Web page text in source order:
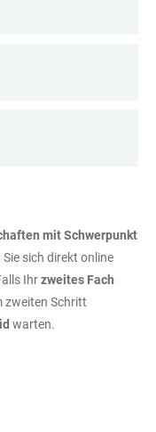
mit Schwerpunkt
Sie sich direkt online
Ihrzweites Fach
zweiten Schritt
warten.